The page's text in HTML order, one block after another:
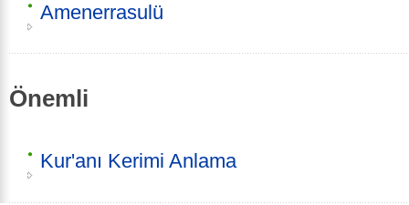
Amenerrasulü
Önemli
Kur'anı Kerimi Anlama